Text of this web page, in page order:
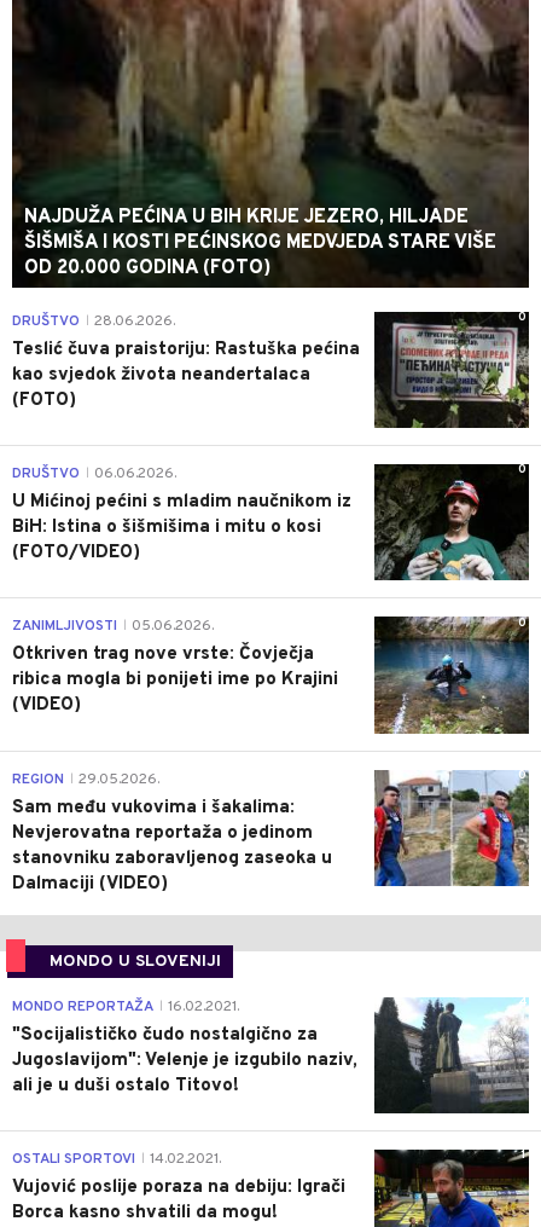
NAJDUŽA PEĆINA U BIH KRIJE JEZERO, HILJADE
ŠIŠMIŠA I KOSTI PEĆINSKOG MEDVJEDA STARE VIŠE
OD 20.000 GODINA (FOTO)
0
DRUŠTVO 28.06.2026.
Teslić čuva praistoriju: Rastuška pećina
kao svjedok života neandertalaca
(FOTO)
0
DRUŠTVO 06.06.2026.
U Mićinoj pećini s mladim naučnikom iz
BiH: Istina o šišmišima i mitu o kosi
(FOTO/VIDEO)
0
ZANIMLJIVOSTI 05.06.2026.
Otkriven trag nove vrste: Čovječja
ribica mogla bi ponijeti ime po Krajini
(VIDEO)
0
REGION 29.05.2026.
Sam među vukovima i šakalima:
Nevjerovatna reportaža o jedinom
stanovniku zaboravljenog zaseoka u
Dalmaciji (VIDEO)
MONDO U SLOVENIJI
4
MONDO REPORTAŽA 16.02.2021.
"Socijalističko čudo nostalgično za
Jugoslavijom": Velenje je izgubilo naziv,
ali je u duši ostalo Titovo!
1
OSTALI SPORTOVI 14.02.2021.
Vujović poslije poraza na debiju: Igrači
Borca kasno shvatili da mogu!